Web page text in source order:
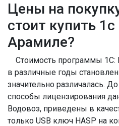
Цены на
стоит купить 1с
Арамиле?
Стоимость программы 1С:
в различные годы
значительно различалась.
способы лицензирования
Водовоз, приведены в
только USB ключ HASP на